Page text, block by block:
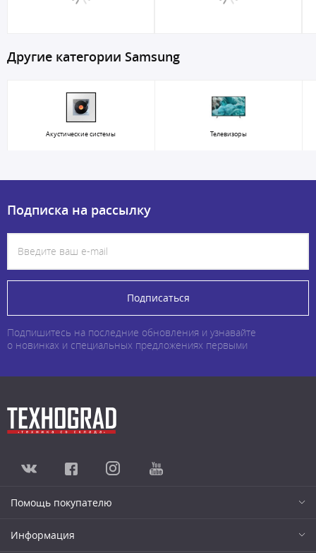
Другие категории Samsung
Акустические системы Телевизоры
Подписка на рассылку
Подписаться
Подпишитесь на последние обновления и узнавайте
о новинках и специальных предложениях первыми
Помощь покупателю
Информация